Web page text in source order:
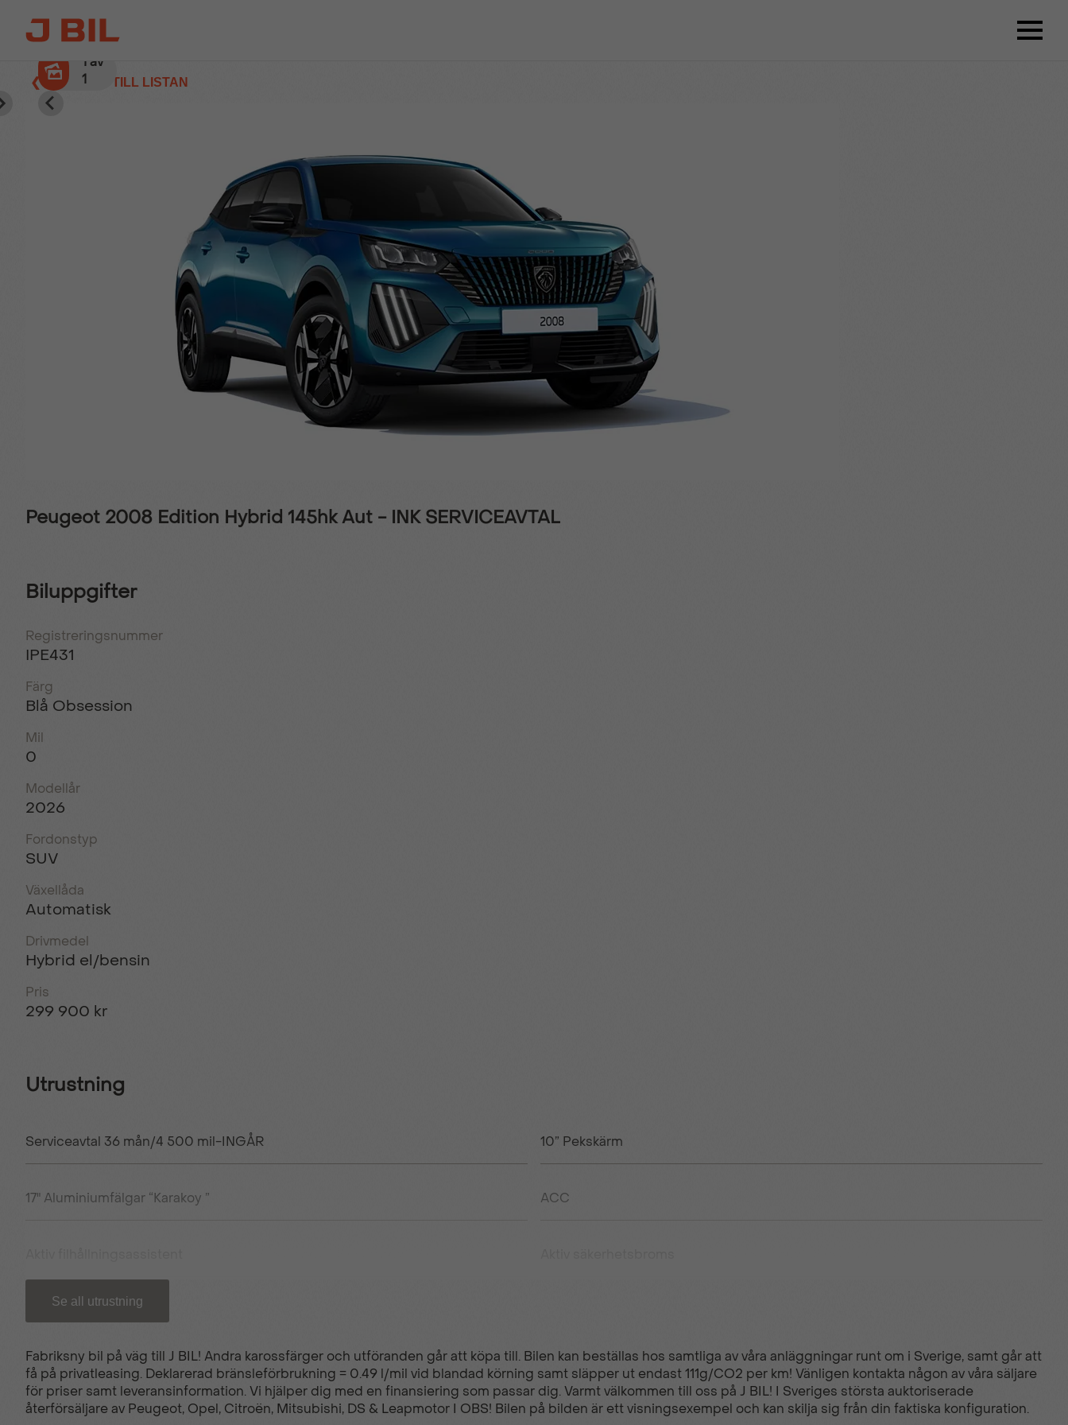
❮ TILLBAKA TILL LISTAN
1av
1
Peugeot 2008 Edition Hybrid 145hk Aut - INK SERVICEAVTAL
Biluppgifter
Registreringsnummer
IPE431
Färg
Blå Obsession
Mil
0
Modellår
2026
Fordonstyp
SUV
Växellåda
Automatisk
Drivmedel
Hybrid el/bensin
Pris
299 900 kr
Utrustning
Serviceavtal 36 mån/4 500 mil-INGÅR 10” Pekskärm
17" Aluminiumfälgar “Karakoy ” ACC
Dödavinkelvarnare
Elektriskt justerbara sidospeglar Elektriskt uppvärmda sidospeglar
Se all utrustning
Fabriksny bil på väg till J BIL! Andra karossfärger och utföranden går att köpa till. Bilen kan beställas hos samtliga av våra anläggningar runt om i Sverige, samt går att
få på privatleasing. Deklarerad bränsleförbrukning = 0.49 l/mil vid blandad körning samt släpper ut endast 111g/CO2 per km! Vänligen kontakta någon av våra säljare
för priser samt leveransinformation. Vi hjälper dig med en finansiering som passar dig. Varmt välkommen till oss på J BIL! I Sveriges största auktoriserade
återförsäljare av Peugeot, Opel, Citroën, Mitsubishi, DS & Leapmotor I OBS! Bilen på bilden är ett visningsexempel och kan skilja sig från din faktiska konfiguration.